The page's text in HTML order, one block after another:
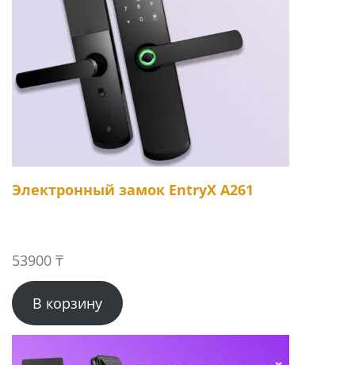
Электронный замок EntryX A261
53900 ₸
В корзину